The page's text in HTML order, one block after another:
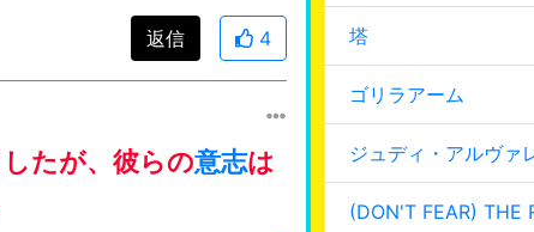
返信 4
たが、彼らの意志は
塔
ゴリラアーム
ジュディ・アルヴァ